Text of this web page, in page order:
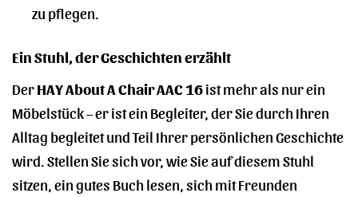
zu pflegen.
Ein Stuhl, der Geschichten erzählt
DerHAY About A Chair AAC 16ist mehr als nur ein
Möbelstück – er ist ein Begleiter, der Sie durch Ihren
Alltag begleitet und Teil Ihrer persönlichen Geschichte
wird. Stellen Sie sich vor, wie Sie auf diesem Stuhl
sitzen, ein gutes Buch lesen, sich mit Freunden